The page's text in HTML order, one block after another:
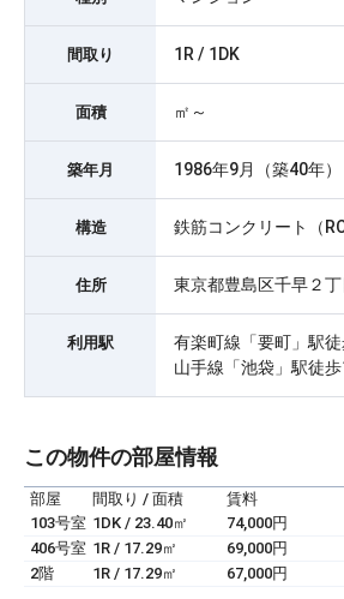
間取り 1R / 1DK
面積 ㎡～
築年月 1986年9月（築40年）
構造 鉄筋コンクリート（RC
住所 東京都豊島区千早２丁
利用駅
有楽町線「要町」駅
山手線「池袋」駅徒
この物件の部屋情報
部屋 間取り / 面積
賃料
103号室 1DK / 23.40㎡
74,000円
406号室 1R / 17.29㎡
69,000円
2階
1R / 17.29㎡ 67,000円